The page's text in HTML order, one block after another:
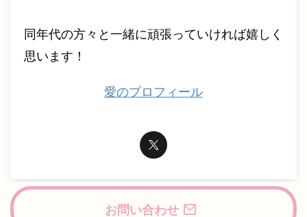
同年代の方々と一緒に頑張っていければ嬉しく
思います！
愛のプロフィール
お問い合わせ